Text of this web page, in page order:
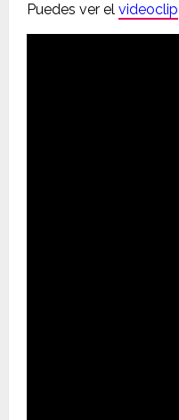
Puedes ver el videoclip